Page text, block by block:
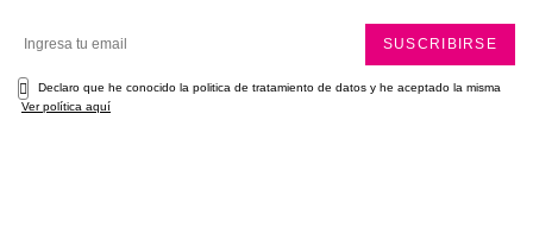
SUSCRIBIRSE
Declaro que he conocido la politica de tratamiento de datos y he aceptado la misma
Ver política aquí